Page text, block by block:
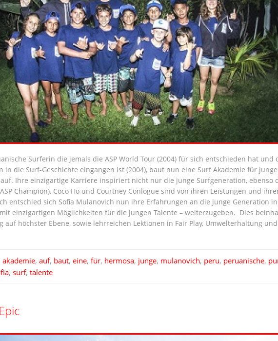
Surferin die jemals die ASP World Tour (2004) für sich entschieden hat und
in die Surf-Geschichte eingangen ist (2004), baut nun eine Surf Akademie für
auf. Ihre einzigartige Karriere inspiriert nicht nur die junge Surfgeneration, ebenso
Champion), Coco Ho und Courtney Conlogue sind von ihren Leistungen und
entschied sich Sofia Mulanovich nun ihre Erfahrungen an die junge Generation
einzigartigen Möglichkeiten für die jungen Talente – weiterzugeben. Dies
höchster Ebene, sowie lehrreichen Lektionen in Fair Play, Umwelterhaltung
akademie, auf, baut, eine, für, hermosa, junge, mulanovich, peru, peruanische,
, surf, talente